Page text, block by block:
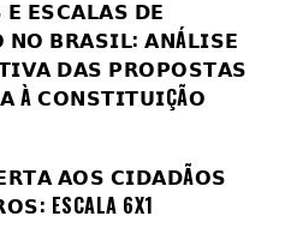
𝗘𝗦𝗖𝗔𝗟𝗔𝗦 𝗗𝗘
𝗕𝗥𝗔𝗦𝗜𝗟: 𝗔𝗡Á𝗟𝗜𝗦𝗘
𝗗𝗔𝗦 𝗣𝗥𝗢𝗣𝗢𝗦𝗧𝗔𝗦
À 𝗖𝗢𝗡𝗦𝗧𝗜𝗧𝗨𝗜ÇÃ𝗢
𝗔𝗢𝗦 𝗖𝗜𝗗𝗔𝗗Ã𝗢𝗦
ESCALA 6X1